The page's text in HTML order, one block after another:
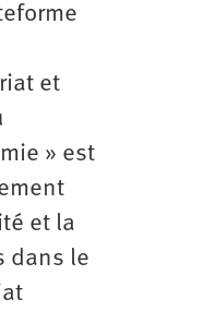
et
» est
et la
dans le